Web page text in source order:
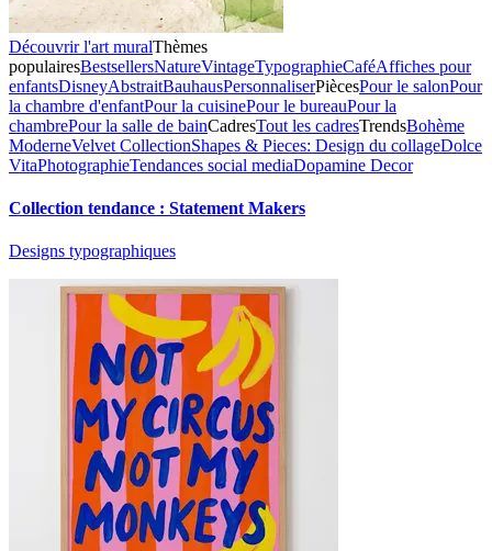
Découvrir l'art muralThèmes
populairesBestsellersNatureVintageTypographieCaféAffiches pour
enfantsDisneyAbstraitBauhausPersonnaliserPiècesPour le salonPour
la chambre d'enfantPour la cuisinePour le bureauPour la
chambrePour la salle de bainCadresTout les cadresTrendsBohème
ModerneVelvet CollectionShapes & Pieces: Design du collageDolce
VitaPhotographieTendances social mediaDopamine Decor
Collection tendance : Statement Makers
Designs typographiques